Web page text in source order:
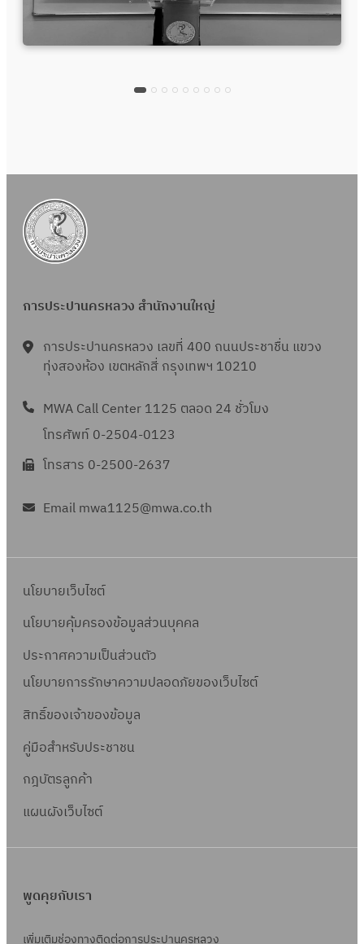
การประปานครหลวง สำนักงานใหญ่
การประปานครหลวง เลขที่ 400 ถนนประชาชื่น แขวง
ทุ่งสองห้อง เขตหลักสี่ กรุงเทพฯ 10210
MWA Call Center 1125 ตลอด 24 ชั่วโมง
โทรศัพท์ 0-2504-0123
โทรสาร 0-2500-2637
Email mwa1125@mwa.co.th
นโยบายเว็บไซต์
นโยบายคุ้มครองข้อมูลส่วนบุคคล
ประกาศความเป็นส่วนตัว
นโยบายการรักษาความปลอดภัยของเว็บไซต์
สิทธิ์ของเจ้าของข้อมูล
คู่มือสำหรับประชาชน
กฎบัตรลูกค้า
แผนผังเว็บไซต์
พูดคุยกับเรา
เพิ่มเติมช่องทางติดต่อการประปานครหลวง